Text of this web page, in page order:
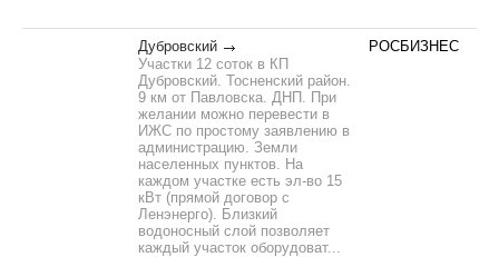
Дубровский
Участки 12 соток в КП
Дубровский. Тосненский район.
9 км от Павловска. ДНП. При
желании можно перевести в
ИЖС по простому заявлению в
администрацию. Земли
населенных пунктов. На
каждом участке есть эл-во 15
кВт (прямой договор с
Ленэнерго). Близкий
водоносный слой позволяет
каждый участок оборудоват...
РОСБИЗНЕС